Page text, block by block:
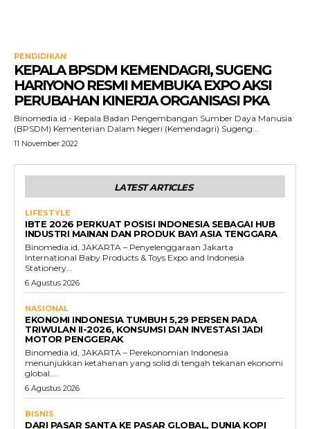
PENDIDIKAN
KEPALA BPSDM KEMENDAGRI, SUGENG
HARIYONO RESMI MEMBUKA EXPO AKSI
PERUBAHAN KINERJA ORGANISASI PKA
Binomedia.id - Kepala Badan Pengembangan Sumber Daya Manusia
(BPSDM) Kementerian Dalam Negeri (Kemendagri) Sugeng...
11 November 2022
LATEST ARTICLES
LIFESTYLE
IBTE 2026 PERKUAT POSISI INDONESIA SEBAGAI HUB
INDUSTRI MAINAN DAN PRODUK BAYI ASIA TENGGARA
Binomedia.id, JAKARTA – Penyelenggaraan Jakarta
International Baby Products & Toys Expo and Indonesia
Stationery...
6 Agustus 2026
NASIONAL
EKONOMI INDONESIA TUMBUH 5,29 PERSEN PADA
TRIWULAN II-2026, KONSUMSI DAN INVESTASI JADI
MOTOR PENGGERAK
Binomedia.id, JAKARTA – Perekonomian Indonesia
menunjukkan ketahanan yang solid di tengah tekanan ekonomi
global....
6 Agustus 2026
BISNIS
DARI PASAR SANTA KE PASAR GLOBAL, DUNIA KOPI